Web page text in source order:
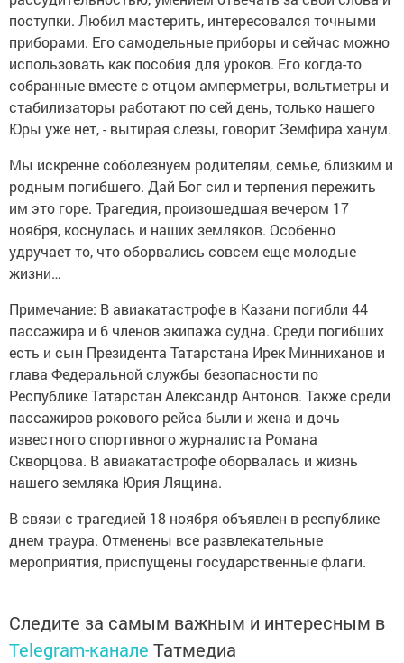
поступки. Любил мастерить, интересовался точными
приборами. Его самодельные приборы и сейчас можно
использовать как пособия для уроков. Его когда-то
собранные вместе с отцом амперметры, вольтметры и
стабилизаторы работают по сей день, только нашего
Юры уже нет, - вытирая слезы, говорит Земфира ханум.
Мы искренне соболезнуем родителям, семье, близким и
родным погибшего. Дай Бог сил и терпения пережить
им это горе. Трагедия, произошедшая вечером 17
ноября, коснулась и наших земляков. Особенно
удручает то, что оборвались совсем еще молодые
жизни…
Примечание: В авиакатастрофе в Казани погибли 44
пассажира и 6 членов экипажа судна. Среди погибших
есть и сын Президента Татарстана Ирек Минниханов и
глава Федеральной службы безопасности по
Республике Татарстан Александр Антонов. Также среди
пассажиров рокового рейса были и жена и дочь
известного спортивного журналиста Романа
Скворцова. В авиакатастрофе оборвалась и жизнь
нашего земляка Юрия Лящина.
В связи с трагедией 18 ноября объявлен в республике
днем траура. Отменены все развлекательные
мероприятия, приспущены государственные флаги.
Следите за самым важным и интересным в
Telegram-канале Татмедиа